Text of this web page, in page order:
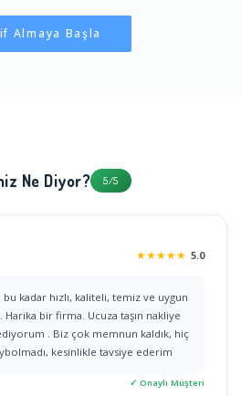
Almaya Başla
Ne Diyor? 5/5
★★★★★ 5.0
bir firma. Ucuza taşın nakliye
. Biz çok memnun kaldık, hiç
kesinlikle tavsiye ederim
✓ Onaylı Müşteri